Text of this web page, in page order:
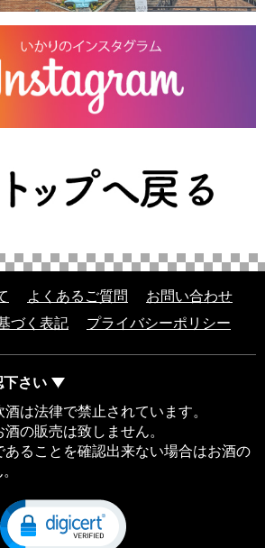
よくあるご質問
お問い合わせ
づく表記
プライバシーポリシー
下さい
は法律で禁止されています。
の販売は致しません。
ることを確認出来ない場合はお酒の